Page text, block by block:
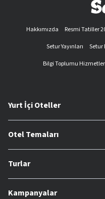
Hakkımızda Resmi Tatiller
Setur Yayınları
Setur
Bilgi Toplumu
Yurt İçi Oteller
Otel Temaları
Turlar
Kampanyalar